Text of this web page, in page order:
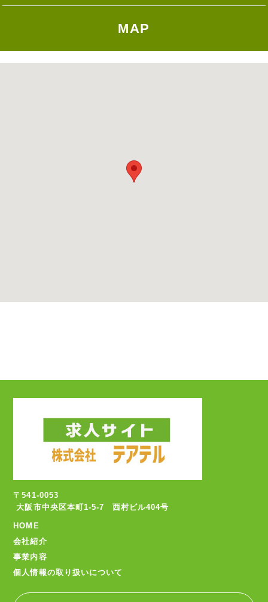
MAP
〒541-0053
大阪市中央区本町1-5-7 西村ビル404号
HOME
会社紹介
事業内容
個人情報の取り扱いについて